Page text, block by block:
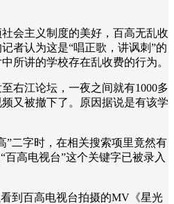
社会主义制度的美好，百高无乱收
者认为这是“唱正歌，讲讽刺”的
所讲的学校存在乱收费的行为。
右江论坛，一夜之间就有1000多
又被撤下了。原因据说是有该学
”二字时，在相关搜索项里竟然有
百高电视台”这个关键字已被录入
到百高电视台拍摄的MV《星光